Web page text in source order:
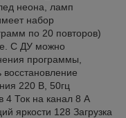
неона, ламп
набор
по 20 повторов)
С ДУ можно
программы,
220 В, 50гц
4 Ток на канал 8 А
яркости 128 Загрузка